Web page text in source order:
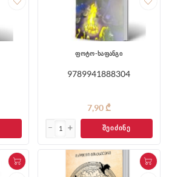
ფოტო-ხაფანგი
9789941888304
7,90 ₾
ᲨᲔᲘᲫᲘᲜᲔ